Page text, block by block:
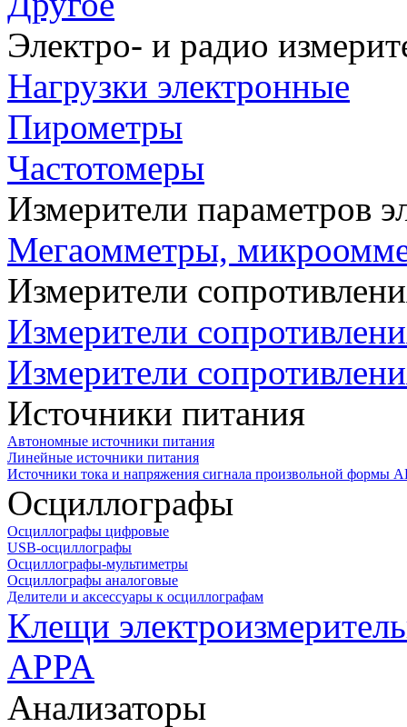
Электро- и радио
Нагрузки электронные
Пирометры
Частотомеры
Измерители параметров
Мегаомметры,
Измерители
Измерители
Измерители
Источники питания
Автономные источники питания
Линейные источники питания
Источники тока и напряжения сигнала произвольной формы
Осциллографы
Осциллографы цифровые
USB-осциллографы
Осциллографы-мультиметры
Осциллографы аналоговые
Делители и аксессуары к осциллографам
Клещи
APPA
Анализаторы